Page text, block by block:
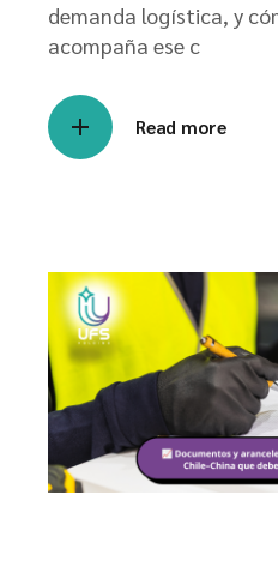
demanda logística, y
acompaña ese c
Read more